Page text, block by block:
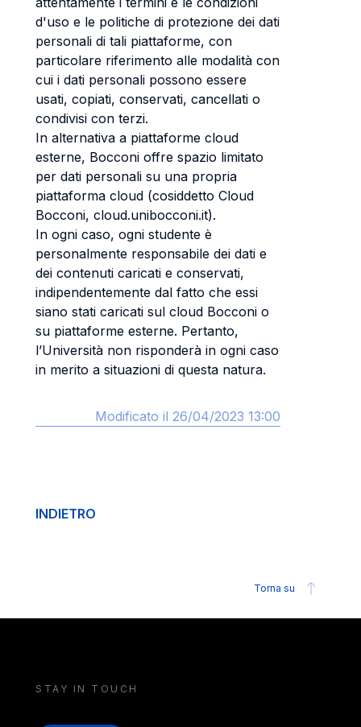
d'uso e le politiche di protezione dei dati
personali di tali piattaforme, con
particolare riferimento alle modalità con
cui i dati personali possono essere
usati, copiati, conservati, cancellati o
condivisi con terzi.
In alternativa a piattaforme cloud
esterne, Bocconi offre spazio limitato
per dati personali su una propria
piattaforma cloud (cosiddetto Cloud
Bocconi, cloud.unibocconi.it).
In ogni caso, ogni studente è
personalmente responsabile dei dati e
dei contenuti caricati e conservati,
indipendentemente dal fatto che essi
siano stati caricati sul cloud Bocconi o
su piattaforme esterne. Pertanto,
l’Università non risponderà in ogni caso
in merito a situazioni di questa natura.
Modificato il 26/04/2023 13:00
INDIETRO
Torna su
STAY IN TOUCH